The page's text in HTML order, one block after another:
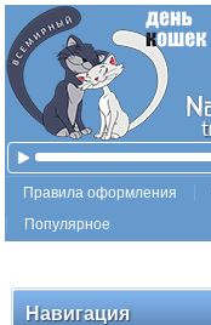
Правила оформления
Популярное
Навигация